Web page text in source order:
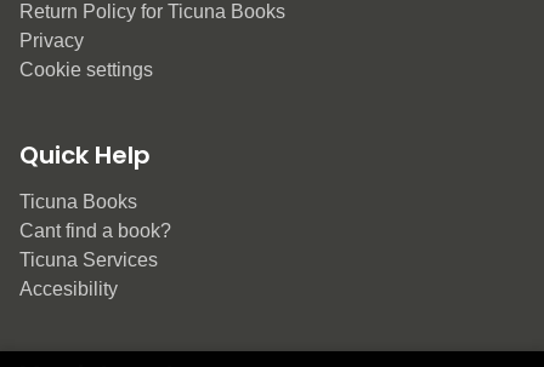
Return Policy for Ticuna Books
Privacy
Cookie settings
Quick Help
Ticuna Books
Cant find a book?
Ticuna Services
Accesibility